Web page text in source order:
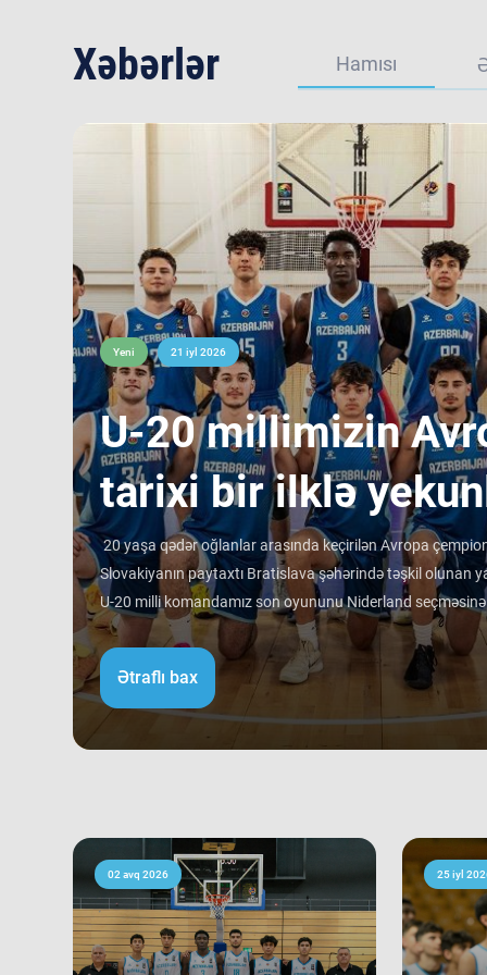
Xəbərlər Hamısı
Yeni 21 iyl 2026
​U-20 millimizin
tarixi bir ilklə
20 yaşa qədər oğlanlar arasında keçirilən Avropa
Slovakiyanın paytaxtı Bratislava şəhərində təşkil olunan
U-20 milli komandamız son oyununu Niderland seçməsinə
rəqibinə qalib gəlib. Avropa çempionatı B divizionunda
ortalamasına görə 3 ən gənc kollektivdən biri olan
Bu nəticə Azərbaycan basketbol tarixində bir ilk kimi də
tam mərkəzində qərarlaşmaq adi bir nəticə kimi görünsə
ağırlığı və rəqiblərin səviyyəsi bu nəticənin adi bir nəticə
keçərək yarışın 5-cisi olub. Şimali Makedoniya yığması
9-cu sırada bitirib. Millimiz çempionat boyu göstərdiyi
sıralamada düz 10 ölkəni geridə qoymağı bacarıb.
Niderland, İsveçrə, Kipr, Gürcüstan, Danimarka, Estoniya,
Kosovo kimi komandaları üstəliyə bilib. ​Belə bir gərgin
Ətraflı bax
02 avq 2026 25 iyl